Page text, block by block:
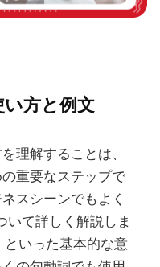
い方と例文
理解することは、
重要なステップで
スシーンでもよく
いて詳しく解説しま
いった基本的な意